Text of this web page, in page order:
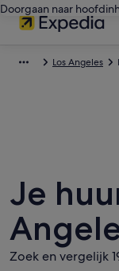
Doorgaan naar
Los Angeles
Je
Zoek en vergelijk